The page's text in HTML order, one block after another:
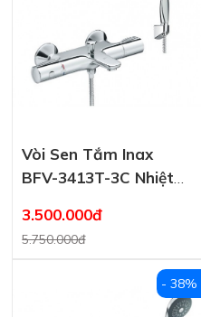
Vòi Sen Tắm Inax
BFV-3413T-3C Nhiệt
3.500.000đ
5.750.000đ
- 38%